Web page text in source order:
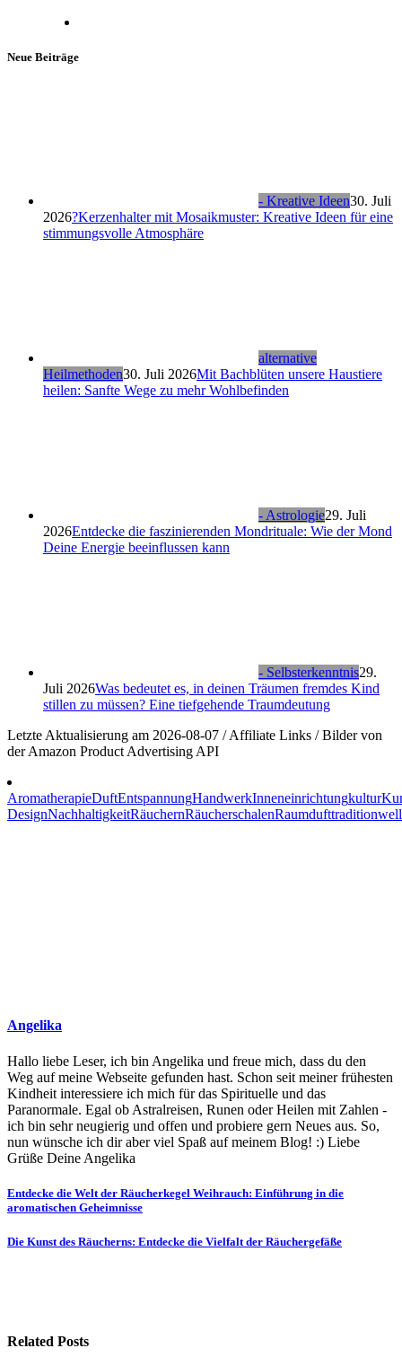
Neue Beiträge
- Kreative Ideen30. Juli
2026?Kerzenhalter mit Mosaikmuster: Kreative Ideen für eine
stimmungsvolle Atmosphäre
alternative
Heilmethoden30. Juli 2026Mit Bachblüten unsere Haustiere
heilen: Sanfte Wege zu mehr Wohlbefinden
- Astrologie29. Juli
2026Entdecke die faszinierenden Mondrituale: Wie der Mond
Deine Energie beeinflussen kann
- Selbsterkenntnis29.
Juli 2026Was bedeutet es, in deinen Träumen fremdes Kind
stillen zu müssen? Eine tiefgehende Traumdeutung
Letzte Aktualisierung am 2026-08-07 / Affiliate Links / Bilder von
der Amazon Product Advertising API
AromatherapieDuftEntspannungHandwerkInneneinrichtungkultur
DesignNachhaltigkeitRäuchernRäucherschalenRaumdufttradition
Angelika
Hallo liebe Leser, ich bin Angelika und freue mich, dass du den
Weg auf meine Webseite gefunden hast. Schon seit meiner frühesten
Kindheit interessiere ich mich für das Spirituelle und das
Paranormale. Egal ob Astralreisen, Runen oder Heilen mit Zahlen -
ich bin sehr neugierig und offen und probiere gern Neues aus. So,
nun wünsche ich dir aber viel Spaß auf meinem Blog! :) Liebe
Grüße Deine Angelika
Beitragsnavigation
Entdecke die Welt der Räucherkegel Weihrauch: Einführung in die
aromatischen Geheimnisse
Die Kunst des Räucherns: Entdecke die Vielfalt der Räuchergefäße
Related Posts